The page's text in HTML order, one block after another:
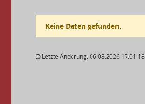
Keine Daten gefunden.
Letzte Änderung: 06.08.2026 17:01:18